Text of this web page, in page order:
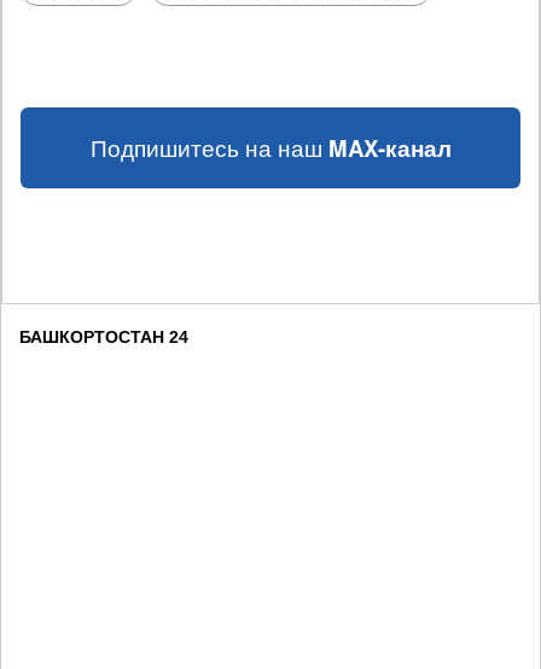
Подпишитесь на наш MAX-канал
БАШКОРТОСТАН 24